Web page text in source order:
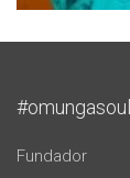
#omungasoul
Fundador